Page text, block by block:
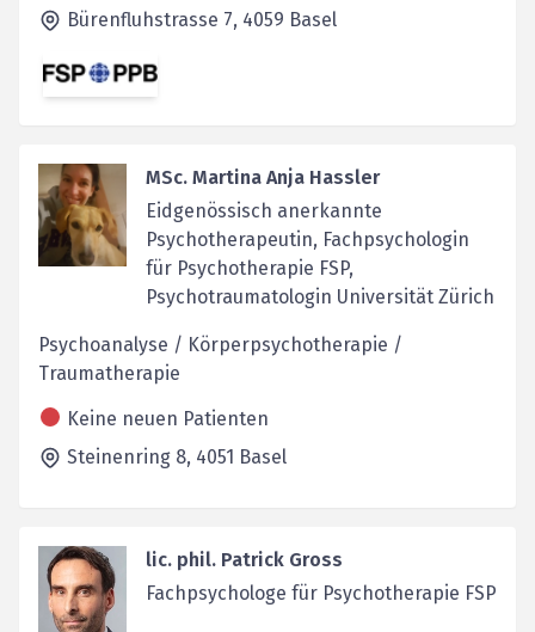
Bürenfluhstrasse 7, 4059 Basel
MSc. Martina Anja Hassler
Eidgenössisch anerkannte
Psychotherapeutin, Fachpsychologin
für Psychotherapie FSP,
Psychotraumatologin Universität Zürich
Psychoanalyse / Körperpsychotherapie /
Traumatherapie
Keine neuen Patienten
Steinenring 8, 4051 Basel
lic. phil. Patrick Gross
Fachpsychologe für Psychotherapie FSP